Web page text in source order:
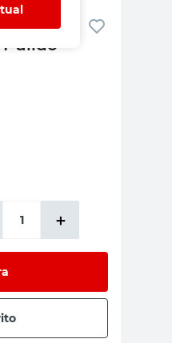
Cm
Pulido
＋